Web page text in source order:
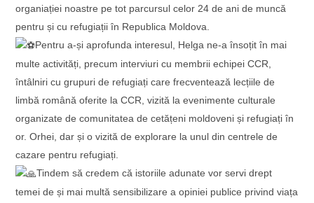
organiației noastre pe tot parcursul celor 24 de ani de muncă
pentru și cu refugiații în Republica Moldova.
Pentru a-și aprofunda interesul, Helga ne-a însoțit în mai
multe activități, precum interviuri cu membrii echipei CCR,
întâlniri cu grupuri de refugiați care frecventează lecțiile de
limbă română oferite la CCR, vizită la evenimente culturale
organizate de comunitatea de cetățeni moldoveni și refugiați în
or. Orhei, dar și o vizită de explorare la unul din centrele de
cazare pentru refugiați.
Tindem să credem că istoriile adunate vor servi drept
temei de și mai multă sensibilizare a opiniei publice privind viața